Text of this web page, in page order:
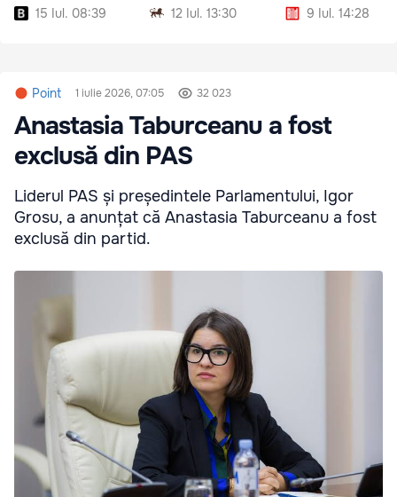
15 Iul. 08:39
12 Iul. 13:30
9 Iul. 14:28
Point 1 iulie 2026, 07:05 32 023
Anastasia Taburceanu a fost
exclusă din PAS
Liderul PAS și președintele Parlamentului, Igor
Grosu, a anunțat că Anastasia Taburceanu a fost
exclusă din partid.